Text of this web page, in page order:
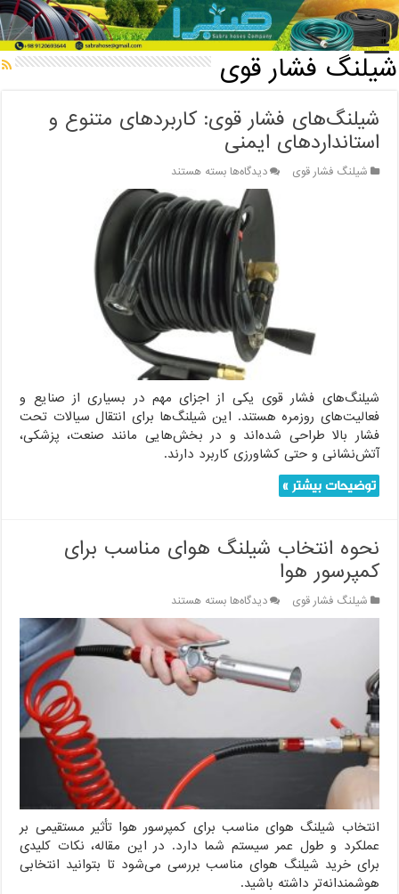
خانه / شیلنگ فشار قوی
شیلنگ فشار قوی
شیلنگ‌های فشار قوی: کاربردهای متنوع و
استانداردهای ایمنی
شیلنگ فشار قوی دیدگاه‌هابرای
فشار
قوی:
کاربردهای
متنوع
استانداردهای
ایمنی
بسته هستند
شیلنگ‌های فشار قوی یکی از اجزای مهم در بسیاری از صنایع و
فعالیت‌های روزمره هستند. این شیلنگ‌ها برای انتقال سیالات تحت
فشار بالا طراحی شده‌اند و در بخش‌هایی مانند صنعت، پزشکی،
آتش‌نشانی و حتی کشاورزی کاربرد دارند.
توضیحات بیشتر »
نحوه انتخاب شیلنگ هوای مناسب برای
کمپرسور هوا
شیلنگ فشار قوی دیدگاه‌هابرای
نحوه
انتخاب
شیلنگ
هوای
مناسب
بسته هستند
انتخاب شیلنگ هوای مناسب برای کمپرسور هوا تأثیر مستقیمی بر
عملکرد و طول عمر سیستم شما دارد. در این مقاله، نکات کلیدی
برای خرید شیلنگ هوای مناسب بررسی می‌شود تا بتوانید انتخابی
هوشمندانه‌تر داشته باشید.